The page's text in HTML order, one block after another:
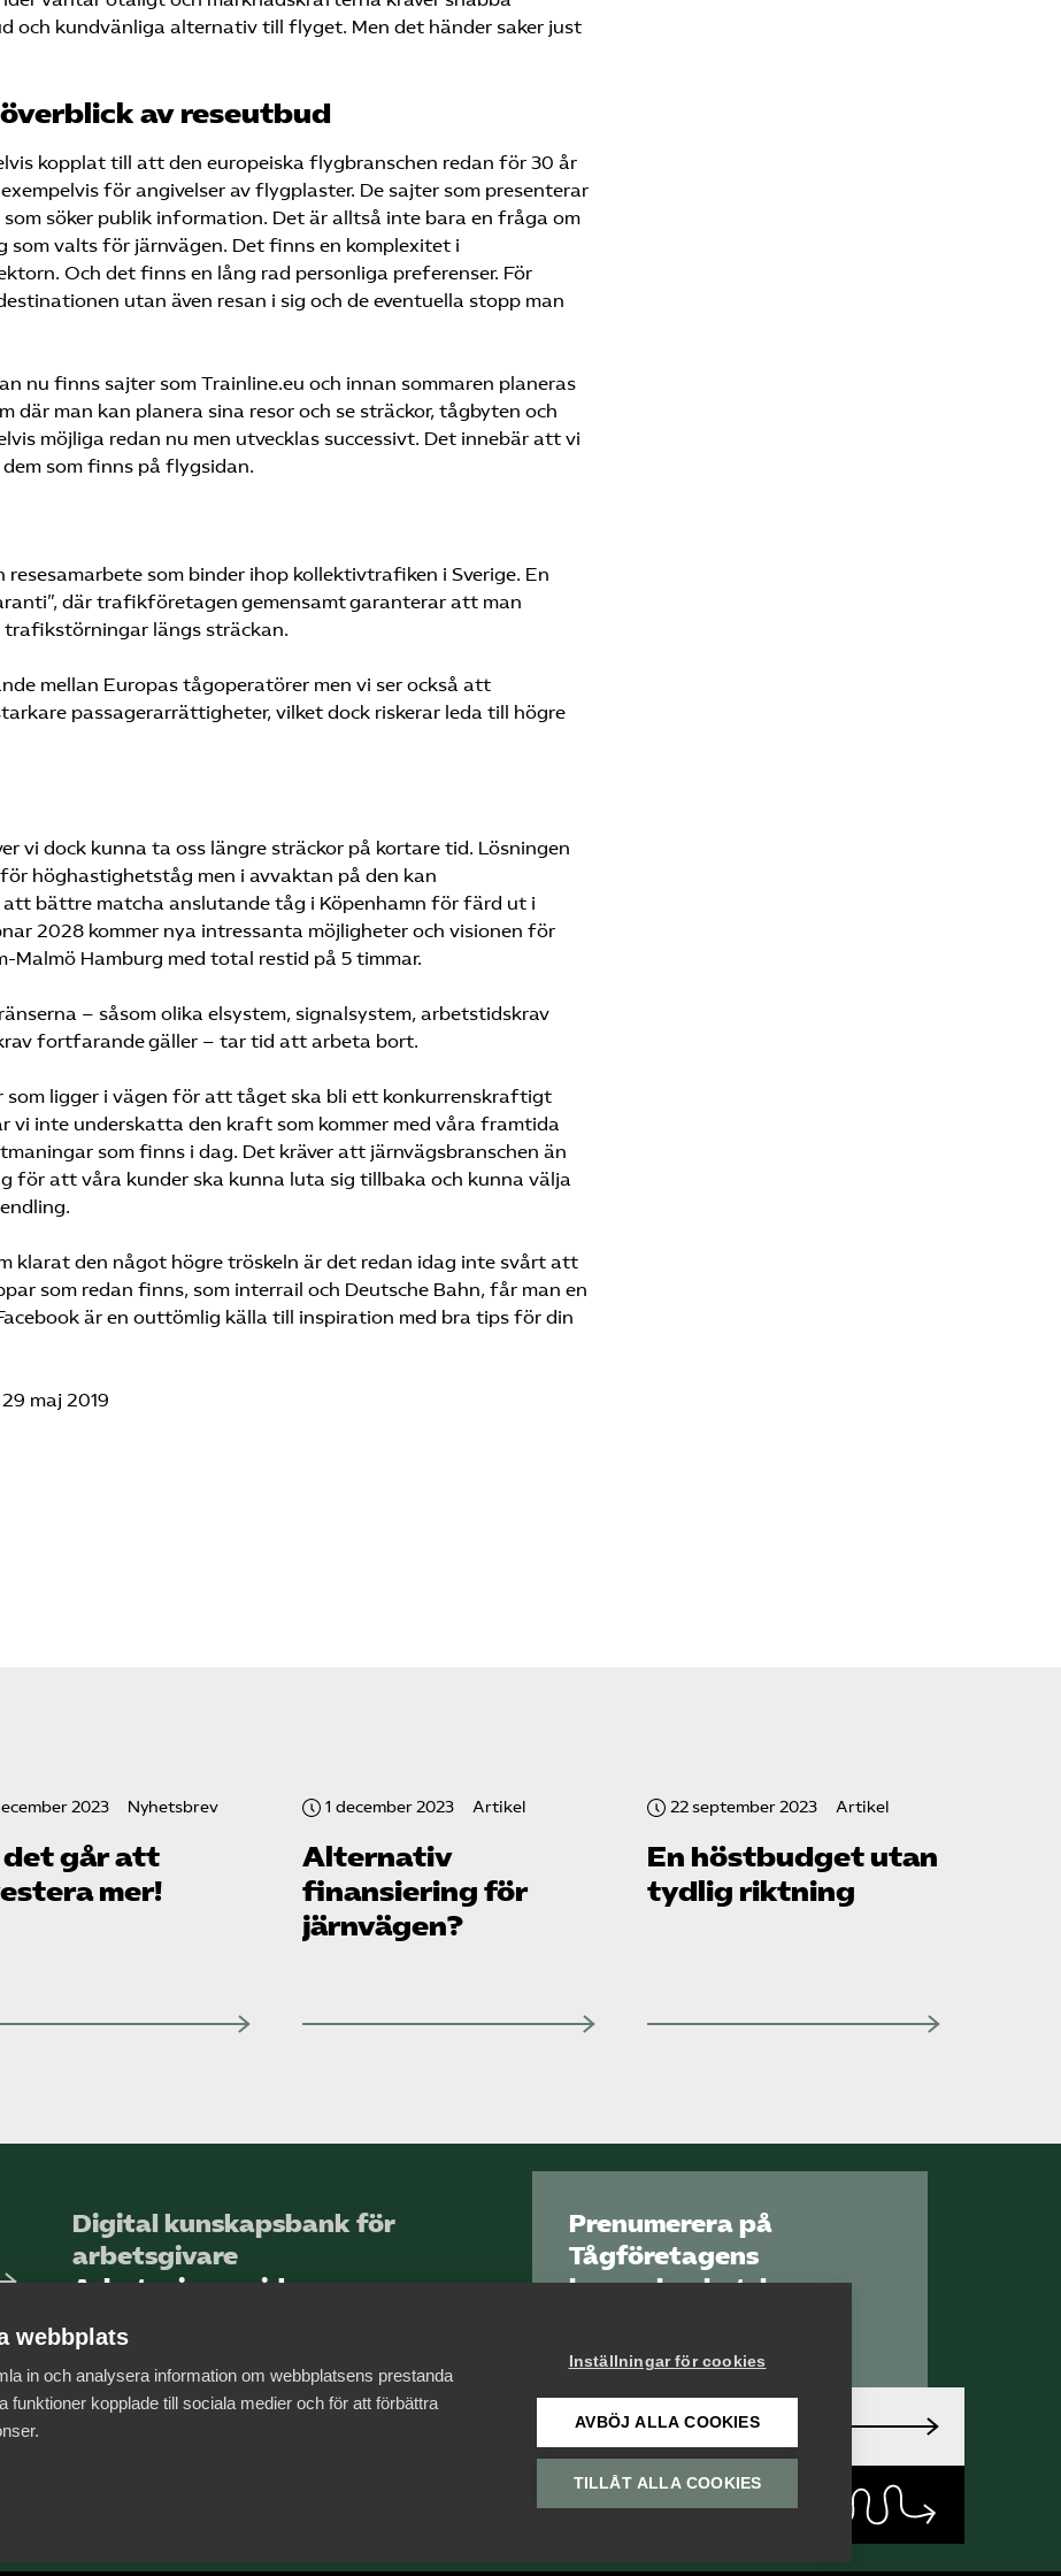
och kundvänliga alternativ till flyget. Men det händer saker just
av reseutbud
kopplat till att den europeiska flygbranschen redan för 30 år
för angivelser av flygplaster. De sajter som presenterar
söker publik information. Det är alltså inte bara en fråga om
som valts för järnvägen. Det finns en komplexitet i
Och det finns en lång rad personliga preferenser. För
utan även resan i sig och de eventuella stopp man
nu finns sajter som Trainline.eu och innan sommaren planeras
där man kan planera sina resor och se sträckor, tågbyten och
möjliga redan nu men utvecklas successivt. Det innebär att vi
som finns på flygsidan.
som binder ihop kollektivtrafiken i Sverige. En
där trafikföretagen gemensamt garanterar att man
längs sträckan.
mellan Europas tågoperatörer men vi ser också att
passagerarrättigheter, vilket dock riskerar leda till högre
vi dock kunna ta oss längre sträckor på kortare tid. Lösningen
höghastighetståg men i avvaktan på den kan
bättre matcha anslutande tåg i Köpenhamn för färd ut i
2028 kommer nya intressanta möjligheter och visionen för
Hamburg med total restid på 5 timmar.
– såsom olika elsystem, signalsystem, arbetstidskrav
fortfarande gäller – tar tid att arbeta bort.
som ligger i vägen för att tåget ska bli ett konkurrenskraftigt
inte underskatta den kraft som kommer med våra framtida
som finns i dag. Det kräver att järnvägsbranschen än
för att våra kunder ska kunna luta sig tillbaka och kunna välja
klarat den något högre tröskeln är det redan idag inte svårt att
som redan finns, som interrail och Deutsche Bahn, får man en
är en outtömlig källa till inspiration med bra tips för din
maj 2019
2023 Nyhetsbrev
det går att
mer!
1 december 2023 Artikel
Alternativ
finansiering för
järnvägen?
22 september 2023 Artikel
En höstbudget utan
tydlig riktning
Digital kunskapsbank för
arbetsgivare
Arbetsgivarguiden
Logga in
Bli medlem
Prenumerera på
Tågföretagens
branschnyhetsbrev
din inkorg.
Anmäl dig här
Läs
nyhetsbrev
webbplats
in och analysera information om webbplatsens prestanda
funktioner kopplade till sociala medier och för att förbättra
Inställningar för cookies
AVBÖJ ALLA COOKIES
TILLÅT ALLA COOKIES